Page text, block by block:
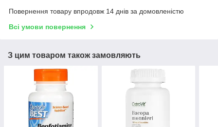
Повернення товару впродовж 14 днів за домовленістю
Всі умови повернення
З цим товаром також замовляють